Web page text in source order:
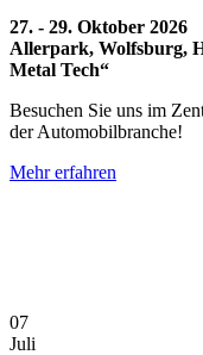
27. - 29. Oktober 2026
Allerpark, Wolfsburg,
Metal Tech“
Besuchen Sie uns im
der Automobilbranche!
Mehr erfahren
07
Juli